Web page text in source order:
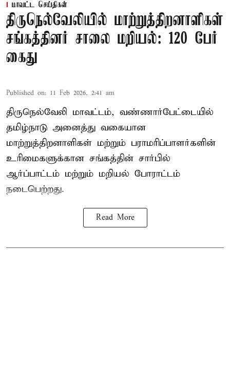
மாவட்ட செய்திகள்
திருநெல்வேலியில் மாற்றுத்திறனாளிகள்
சங்கத்தினர் சாலை மறியல்: 120 பேர்
கைது
Published on: 11 Feb 2026, 2:41 am
திருநெல்வேலி மாவட்டம், வண்ணார்பேட்டையில்
தமிழ்நாடு அனைத்து வகையான
மாற்றுத்திறனாளிகள் மற்றும் பராமரிப்பாளர்களின்
உரிமைகளுக்கான சங்கத்தின் சார்பில்
ஆர்ப்பாட்டம் மற்றும் மறியல் போராட்டம்
நடைபெற்றது.
Read More